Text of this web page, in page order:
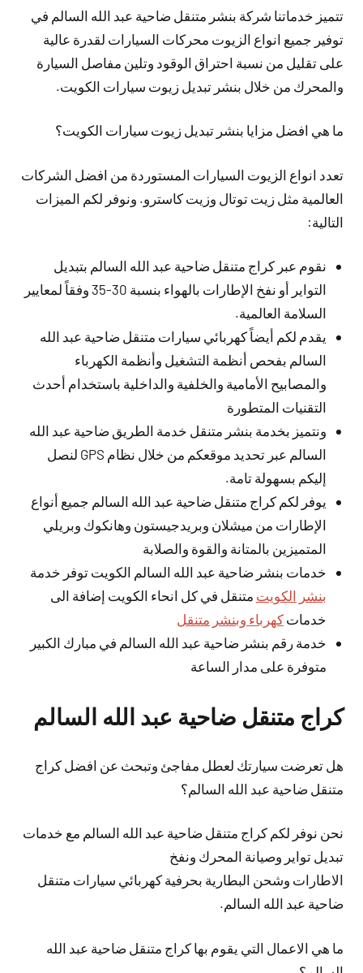
تتميز خدماتنا شركة بنشر متنقل ضاحية عبد الله السالم في
توفير جميع انواع الزيوت محركات السيارات لقدرة عالية
على تقليل من نسبة احتراق الوقود وتلين مفاصل السيارة
والمحرك من خلال بنشر تبديل زيوت سيارات الكويت.
ما هي افضل مزايا بنشر تبديل زيوت سيارات الكويت؟
تعدد انواع الزيوت السيارات المستوردة من افضل الشركات
العالمية مثل زيت توتال وزيت كاسترو. ونوفر لكم الميزات
التالية:
نقوم عبر كراج متنقل ضاحية عبد الله السالم بتبديل
التواير أو نفخ الإطارات بالهواء بنسبة 30-35 وفقاً لمعايير
السلامة العالمية.
يقدم لكم أيضاً كهربائي سيارات متنقل ضاحية عبد الله
السالم بفحص أنظمة التشغيل وأنظمة الكهرباء
والمصابيح الأمامية والخلفية والداخلية باستخدام أحدث
التقنيات المتطورة
ونتميز بخدمة بنشر متنقل خدمة الطريق ضاحية عبد الله
السالم عبر تحديد موقعكم من خلال نظام GPS لنصل
إليكم بسهولة تامة.
يوفر لكم كراج متنقل ضاحية عبد الله السالم جميع أنواع
الإطارات من ميشلان وبريدجيستون وهانكوك وبريلي
المتميزين بالمتانة والقوة والصلابة
خدمات بنشر ضاحية عبد الله السالم الكويت توفر خدمة
بنشر الكويت متنقل في كل انحاء الكويت إضافة الى
خدماتكهرباء وبنشر متنقل
خدمة رقم بنشر ضاحية عبد الله السالم في مبارك الكبير
متوفرة على مدار الساعة
كراج متنقل ضاحية عبد الله السالم
هل تعرضت سيارتك لعطل مفاجئ وتبحث عن افضل كراج
متنقل ضاحية عبد الله السالم؟
نحن نوفر لكم كراج متنقل ضاحية عبد الله السالم مع خدمات
تبديل تواير وصيانة المحرك ونفخ
الاطارات وشحن البطارية بحرفية كهربائي سيارات متنقل
ضاحية عبد الله السالم.
ما هي الاعمال التي يقوم بها كراج متنقل ضاحية عبد الله